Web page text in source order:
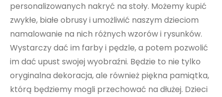
personalizowanych nakryć na stoły. Możemy kupić
zwykłe, białe obrusy i umożliwić naszym dzieciom
namalowanie na nich różnych wzorów i rysunków.
Wystarczy dać im farby i pędzle, a potem pozwolić
im dać upust swojej wyobraźni. Będzie to nie tylko
oryginalna dekoracja, ale również piękna pamiątka,
którą będziemy mogli przechować na dłużej. Dzieci